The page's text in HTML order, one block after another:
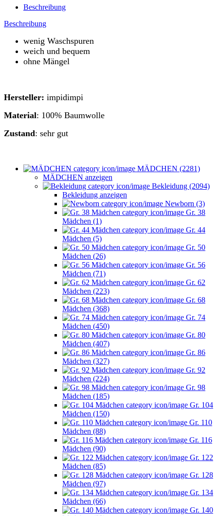
Beschreibung
Beschreibung
wenig Waschspuren
weich und bequem
ohne Mängel
Hersteller: impidimpi
Material: 100% Baumwolle
Zustand: sehr gut
MÄDCHEN (2281)
MÄDCHEN anzeigen
Bekleidung (2094)
Bekleidung anzeigen
Newborn (3)
Gr. 38
Mädchen (1)
Gr. 44
Mädchen (5)
Gr. 50
Mädchen (26)
Gr. 56
Mädchen (71)
Gr. 62
Mädchen (223)
Gr. 68
Mädchen (368)
Gr. 74
Mädchen (450)
Gr. 80
Mädchen (407)
Gr. 86
Mädchen (327)
Gr. 92
Mädchen (224)
Gr. 98
Mädchen (185)
Gr. 104
Mädchen (150)
Gr. 110
Mädchen (88)
Gr. 116
Mädchen (90)
Gr. 122
Mädchen (85)
Gr. 128
Mädchen (97)
Gr. 134
Mädchen (66)
Gr. 140